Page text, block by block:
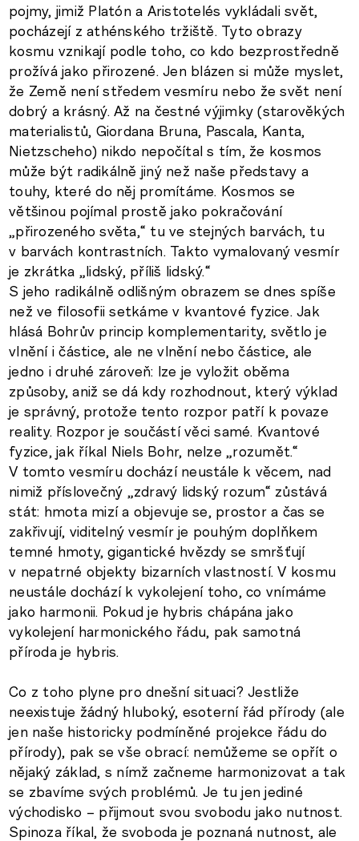
pojmy, jimiž Platón a Aristotelés vykládali svět,
pocházejí z athénského tržiště. Tyto obrazy
kosmu vznikají podle toho, co kdo bezprostředně
prožívá jako přirozené. Jen blázen si může myslet,
že Země není středem vesmíru nebo že svět není
dobrý a krásný. Až na čestné výjimky (starověkých
materialistů, Giordana Bruna, Pascala, Kanta,
Nietzscheho) nikdo nepočítal s tím, že kosmos
může být radikálně jiný než naše představy a
touhy, které do něj promítáme. Kosmos se
většinou pojímal prostě jako pokračování
„přirozeného světa,“ tu ve stejných barvách, tu
v barvách kontrastních. Takto vymalovaný vesmír
je zkrátka „lidský, příliš lidský.“
S jeho radikálně odlišným obrazem se dnes spíše
než ve filosofii setkáme v kvantové fyzice. Jak
hlásá Bohrův princip komplementarity, světlo je
vlnění i částice, ale ne vlnění nebo částice, ale
jedno i druhé zároveň: lze je vyložit oběma
způsoby, aniž se dá kdy rozhodnout, který výklad
je správný, protože tento rozpor patří k povaze
reality. Rozpor je součástí věci samé. Kvantové
fyzice, jak říkal Niels Bohr, nelze „rozumět.“
V tomto vesmíru dochází neustále k věcem, nad
nimiž příslovečný „zdravý lidský rozum“ zůstává
stát: hmota mizí a objevuje se, prostor a čas se
zakřivují, viditelný vesmír je pouhým doplňkem
temné hmoty, gigantické hvězdy se smršťují
v nepatrné objekty bizarních vlastností. V kosmu
neustále dochází k vykolejení toho, co vnímáme
jako harmonii. Pokud je hybris chápána jako
vykolejení harmonického řádu, pak samotná
příroda je hybris.
Co z toho plyne pro dnešní situaci? Jestliže
neexistuje žádný hluboký, esoterní řád přírody (ale
jen naše historicky podmíněné projekce řádu do
přírody), pak se vše obrací: nemůžeme se opřít o
nějaký základ, s nímž začneme harmonizovat a tak
se zbavíme svých problémů. Je tu jen jediné
východisko – přijmout svou svobodu jako nutnost.
Spinoza říkal, že svoboda je poznaná nutnost, ale